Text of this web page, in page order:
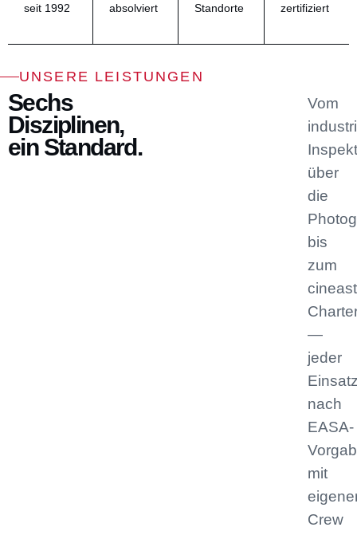
seit 1992
absolviert
Standorte
zertifiziert
UNSERE LEISTUNGEN
Sechs
Disziplinen,
ein Standard.
Vom
über
die
bis
zum
—
jeder
nach
EASA-
mit
Crew